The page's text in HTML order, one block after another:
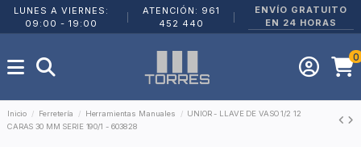
LUNES A VIERNES:
09:00 - 19:00
ATENCIÓN: 961
452 440
ENVÍO GRATUITO
EN 24 HORAS
0
Inicio Ferretería Herramientas Manuales
UNIOR - LLAVE DE VASO 1/2 12
CARAS 30 MM SERIE 190/1 - 603828